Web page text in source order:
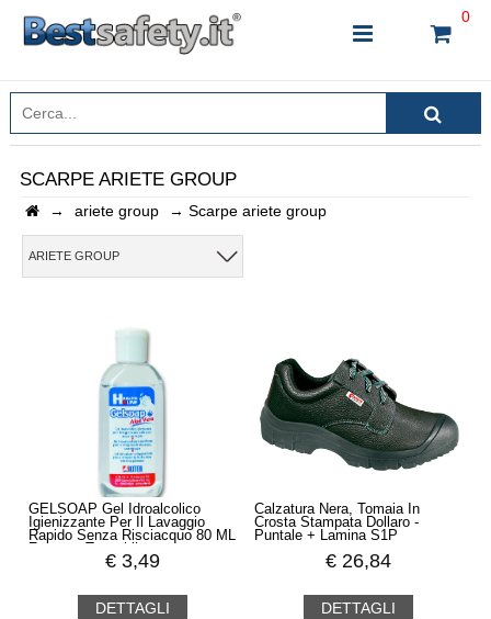
0
INSERISCI IL NOME DEL PRODOTTO CHE STAI
CERCANDO
SCARPE ARIETE GROUP
→ ariete group → Scarpe ariete group
ARIETE GROUP
GELSOAP Gel Idroalcolico
Igienizzante Per Il Lavaggio
Rapido Senza Risciacquo 80 ML
€ 3,49
DETTAGLI
Calzatura Nera, Tomaia In
Crosta Stampata Dollaro -
Puntale + Lamina S1P
€ 26,84
DETTAGLI